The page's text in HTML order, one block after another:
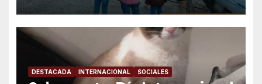
DESTACADA INTERNACIONAL SOCIALES